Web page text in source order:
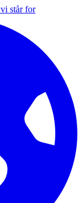
står for